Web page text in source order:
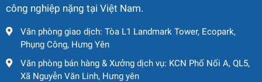
công nghiệp nặng tại Việt Nam.
Văn phòng giao dịch: Tòa L1 Landmark Tower, Ecopark,
Phụng Công, Hưng Yên
Văn phòng bán hàng & Xưởng dịch vụ: KCN Phố Nối A, QL5,
Xã Nguyễn Văn Linh, Hưng yên